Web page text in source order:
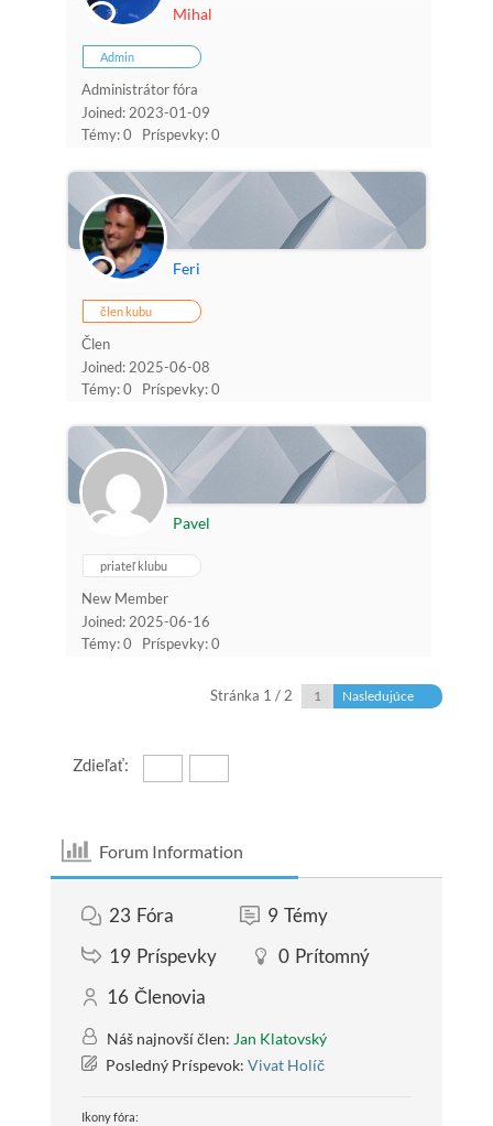
Mihal
Admin
Administrátor fóra
Joined: 2023-01-09
Témy: 0
Príspevky: 0
Feri
člen kubu
Člen
Joined: 2025-06-08
Témy: 0
Príspevky: 0
Pavel
priateľ klubu
New Member
Joined: 2025-06-16
Témy: 0
Príspevky: 0
Stránka 1 / 2 Nasledujúce
Zdieľať:
Forum Information
23 Fóra 9 Témy
19 Príspevky 0 Prítomný
16 Členovia
Náš najnovší člen: Jan Klatovský
Posledný Príspevok: Vivat Holíč
Ikony fóra: